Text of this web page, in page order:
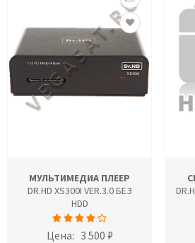
МУЛЬТИМЕДИА ПЛЕЕР
DR.HD XS300I VER.3.0 БЕЗ
HDD
Цена: 3 500 ₽